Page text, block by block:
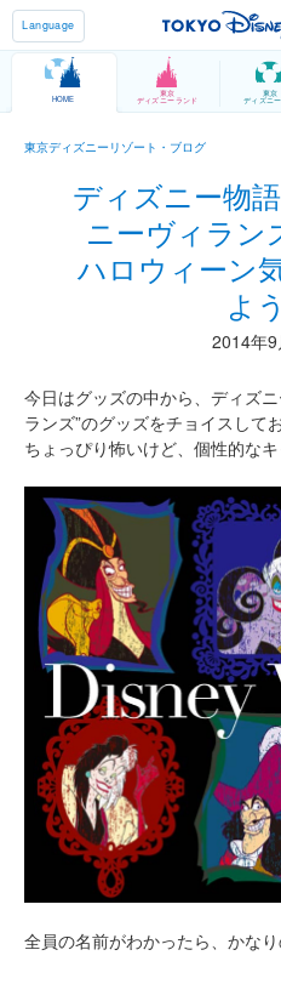
Language
HOME
東京
ディズニーランド
東京
ディズニ
東京ディズニーリゾート・ブログ
ディズニー物
ニーヴィラン
ハロウィーン
よ
2014年9
今日はグッズの中から、ディズ
ランズ”のグッズをチョイスして
ちょっぴり怖いけど、個性的な
全員の名前がわかったら、かな